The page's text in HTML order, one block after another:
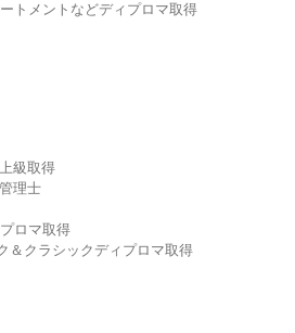
トメントなどディプロマ取得
級取得
理士
ロマ取得
＆クラシックディプロマ取得